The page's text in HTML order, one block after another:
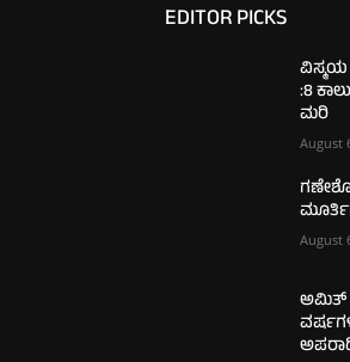
EDITOR PICKS
ವಿಸ್ಮಯ
:8
ಮರಿ
August
August
ಅಮಿತ್